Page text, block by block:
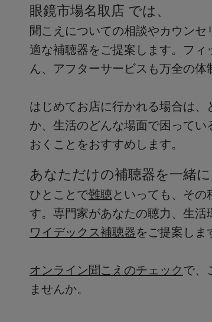
眼鏡市場名取店 では、
聞こえについての相談やカウン
適な補聴器をご提案します。フ
ん、アフターサービスも万全の体
はじめてお店に行かれる場合は
か、生活のどんな場面で困って
おくことをおすすめします。
あなただけの補聴器を一緒に
ひとことで難聴といっても、そ
す。専門家があなたの聴力、生
ワイデックス補聴器をご提案しま
オンライン聞こえのチェックで、
ませんか。